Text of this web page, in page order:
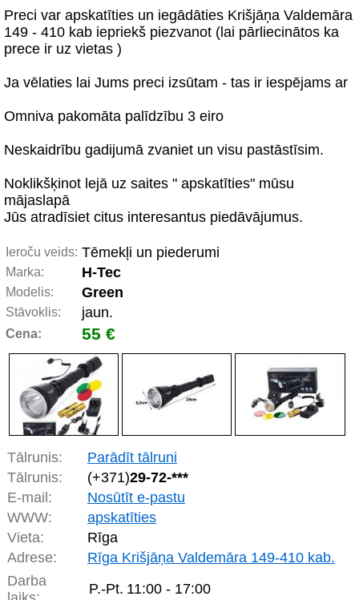
Preci var apskatīties un iegādāties Krišjāņa Valdemāra
149 - 410 kab iepriekš piezvanot (lai pārliecinātos ka
prece ir uz vietas )
Ja vēlaties lai Jums preci izsūtam - tas ir iespējams ar
Omniva pakomāta palīdzību 3 eiro
Neskaidrību gadijumā zvaniet un visu pastāstīsim.
Noklikšķinot lejā uz saites " apskatīties" mūsu
mājaslapā
Jūs atradīsiet citus interesantus piedāvājumus.
Ieroču veids: Tēmekļi un piederumi
Marka: H-Tec
Modelis: Green
Stāvoklis: jaun.
Cena: 55 €
Tālrunis:
Parādīt tālruni
Tālrunis:
(+371)29-72-***
E-mail:
Nosūtīt e-pastu
WWW:
apskatīties
Vieta:
Rīga
Adrese:
Rīga Krišjāņa Valdemāra 149-410 kab.
Darba
P.-Pt. 11:00 - 17:00